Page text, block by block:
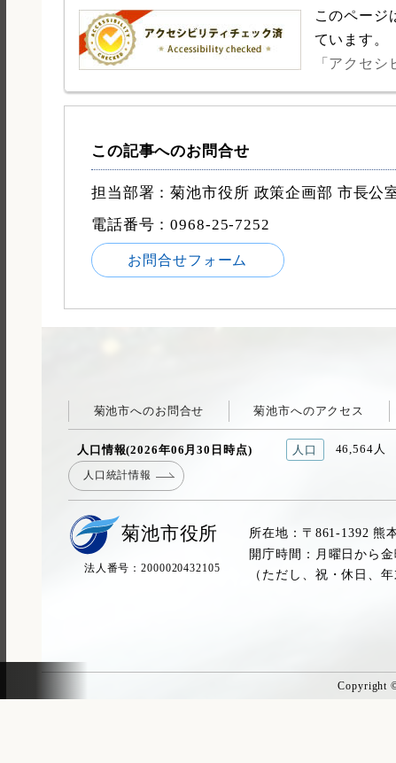
このページ
ています。
「アクセ
この記事へのお問合せ
担当部署：菊池市役所 政策企画部 市長公
電話番号：0968-25-7252
お問合せフォーム
菊池市へのお問合せ 菊池市へのアクセス
人口情報(2026年06月30日時点) 人口 46,564人
人口統計情報
菊池市役所
法人番号：2000020432105
所在地：〒861-1392 熊
開庁時間：月曜日から
（ただし、祝・休日、
Copyright